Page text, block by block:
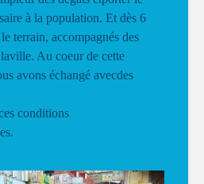
à la population. Et dès 6
terrain, accompagnés des
Au coeur de cette
avons échangé avecdes
conditions